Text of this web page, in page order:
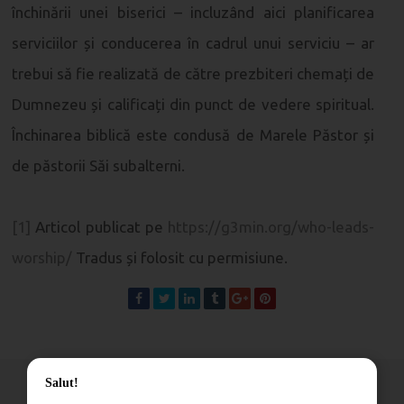
închinării unei biserici – incluzând aici planificarea
serviciilor și conducerea în cadrul unui serviciu – ar
trebui să fie realizată de către prezbiteri chemați de
Dumnezeu și calificați din punct de vedere spiritual.
Închinarea biblică este condusă de Marele Păstor și
de păstorii Săi subalterni.
Articol publicat pe
Tradus și folosit cu permisiune.
Salut!